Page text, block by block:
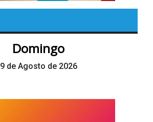
Domingo
9 de Agosto de 2026